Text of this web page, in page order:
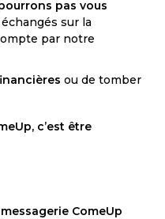
pas vous
sur la
par notre
ou de tomber
c’est être
ComeUp